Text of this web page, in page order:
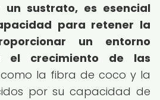
un sustrato, es esencial
para retener la
un entorno
el crecimiento de las
la fibra de coco y la
por su capacidad de